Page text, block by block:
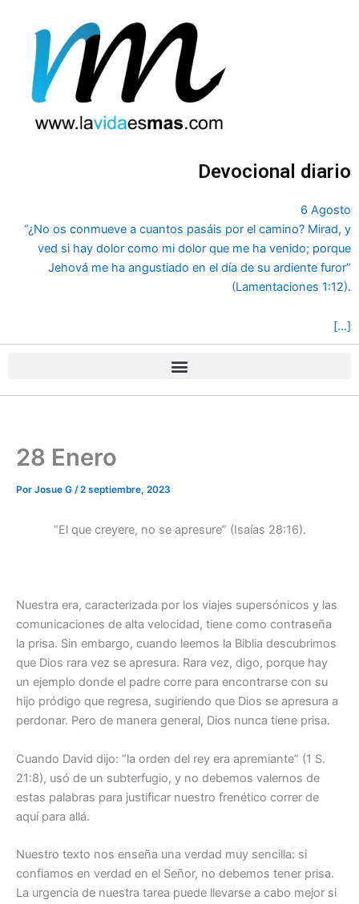
contenido
Devocional diario
6 Agosto
“¿No os conmueve a cuantos pasáis por el camino? Mirad, y
ved si hay dolor como mi dolor que me ha venido; porque
Jehová me ha angustiado en el día de su ardiente furor”
(Lamentaciones 1:12).
[…]
28 Enero
Por Josue G /2 septiembre, 2023
“El que creyere, no se apresure” (Isaías 28:16).
Nuestra era, caracterizada por los viajes supersónicos y las
comunicaciones de alta velocidad, tiene como contraseña
la prisa. Sin embargo, cuando leemos la Biblia descubrimos
que Dios rara vez se apresura. Rara vez, digo, porque hay
un ejemplo donde el padre corre para encontrarse con su
hijo pródigo que regresa, sugiriendo que Dios se apresura a
perdonar. Pero de manera general, Dios nunca tiene prisa.
Cuando David dijo: “la orden del rey era apremiante” (1 S.
21:8), usó de un subterfugio, y no debemos valernos de
estas palabras para justificar nuestro frenético correr de
aquí para allá.
Nuestro texto nos enseña una verdad muy sencilla: si
confiamos en verdad en el Señor, no debemos tener prisa.
La urgencia de nuestra tarea puede llevarse a cabo mejor si